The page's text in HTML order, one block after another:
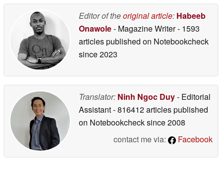
przewyższając pod tym
względem wersję na
PS428/06/2026
Editor of theoriginal article: Habeeb
Onawole- Magazine Writer- 1593
articles published on Notebookcheck
since 2023
Translator: Ninh Ngoc Duy- Editorial
Assistant- 816412 articles published
on Notebookchecksince 2008
contact me via:
Facebook